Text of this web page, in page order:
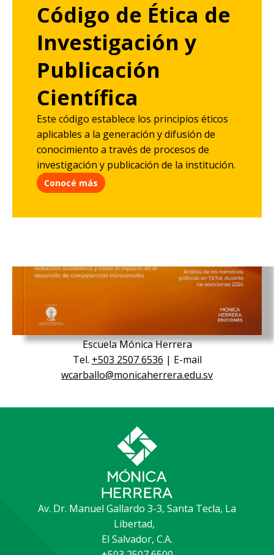
Código de Ética de
Investigación y
Publicación
Científica
Este código establece los principios éticos
aplicables a la generación y difusión de
conocimiento a través de procesos de
investigación y publicación de la institución.
Conocé más
Director de Investigación Institucional
Escuela Mónica Herrera
Tel. +503 2507 6536 | E-mail
wcarballo@monicaherrera.edu.sv
Av. Dr. Manuel Gallardo 3-3, Santa Tecla, La
Libertad,
El Salvador, C.A.